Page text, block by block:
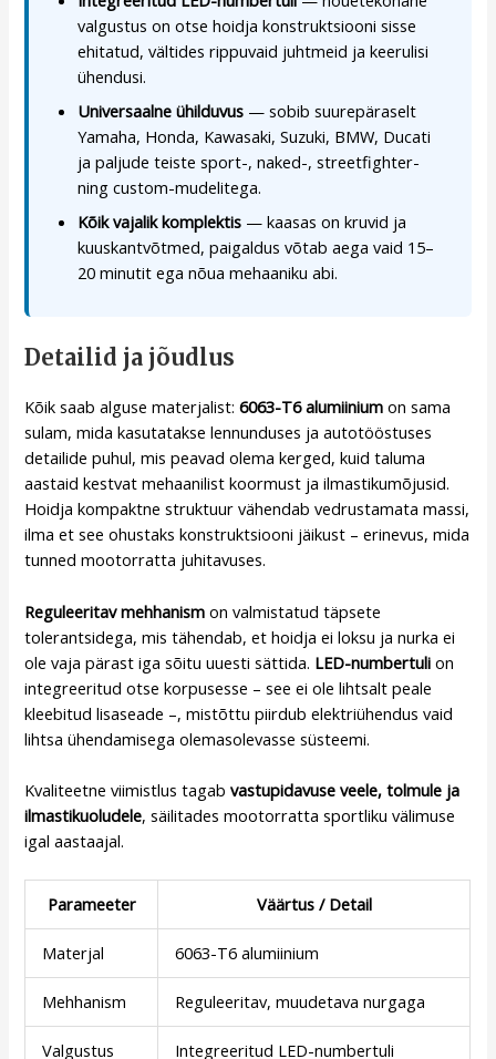
valgustus on otse hoidja konstruktsiooni sisse
ehitatud, vältides rippuvaid juhtmeid ja keerulisi
ühendusi.
Universaalne ühilduvus — sobib suurepäraselt
Yamaha, Honda, Kawasaki, Suzuki, BMW, Ducati
ja paljude teiste sport-, naked-, streetfighter-
ning custom-mudelitega.
Kõik vajalik komplektis — kaasas on kruvid ja
kuuskantvõtmed, paigaldus võtab aega vaid 15–
20 minutit ega nõua mehaaniku abi.
Detailid ja jõudlus
Kõik saab alguse materjalist:6063-T6 alumiinium on sama
sulam, mida kasutatakse lennunduses ja autotööstuses
detailide puhul, mis peavad olema kerged, kuid taluma
aastaid kestvat mehaanilist koormust ja ilmastikumõjusid.
Hoidja kompaktne struktuur vähendab vedrustamata massi,
ilma et see ohustaks konstruktsiooni jäikust – erinevus, mida
tunned mootorratta juhitavuses.
Reguleeritav mehhanism on valmistatud täpsete
tolerantsidega, mis tähendab, et hoidja ei loksu ja nurka ei
ole vaja pärast iga sõitu uuesti sättida. LED-numbertuli on
integreeritud otse korpusesse – see ei ole lihtsalt peale
kleebitud lisaseade –, mistõttu piirdub elektriühendus vaid
lihtsa ühendamisega olemasolevasse süsteemi.
Kvaliteetne viimistlus tagabvastupidavuse veele, tolmule ja
ilmastikuoludele, säilitades mootorratta sportliku välimuse
igal aastaajal.
Parameeter Väärtus / Detail
Materjal 6063-T6 alumiinium
Mehhanism Reguleeritav, muudetava nurgaga
Valgustus Integreeritud LED-numbertuli